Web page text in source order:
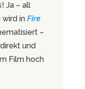
! Ja – all
wird in Fire
–
und
Film hoch